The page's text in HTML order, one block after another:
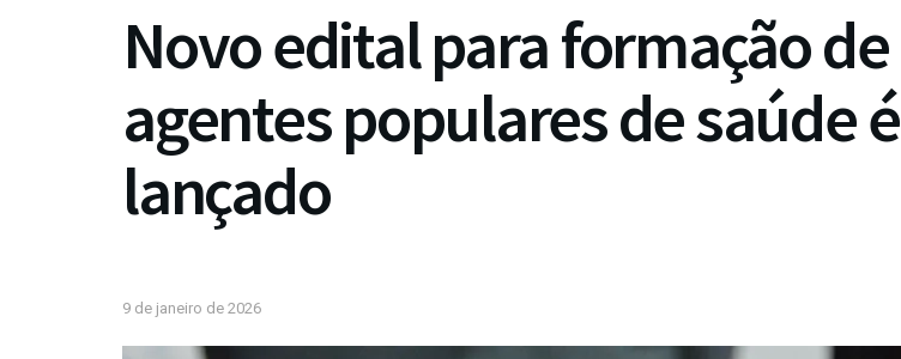
Novo edital para formação de
agentes populares de saúde é
lançado
9 de janeiro de 2026